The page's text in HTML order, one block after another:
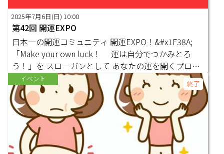
日の結束感を感じながら、新たなつながりが生まれ、
新しい価値が創出されたことに満足感を覚える。これ
が私の理想の一日、そして理想のワールドだ。 この
ワールドでは、寛容と共感を中心に据え、人々が互い
を尊重し、助け合う。そして私は新たなつながりを創
出し、社会の更なる発展を支える重要な役割を果たし
ている。私の夢が現実になるその日まで、このビジョ
ンを胸に、私は日々を過ごしていく。
る予防医学」をテーマにミネラルライフの提案をして
いる。
2025年7月6日(日) 10:00
第42回 開運EXPO
日本一の開運コミュニティ 開運EXPO！&#x1F38A;
「Make your own luck！ 運は自分でつかみとろ
う！」を スローガンとして あなたの運を開くプロ達
が オンライン上でお待ちしております！&#x1F970;✨
ミーティングID ： 972 1100 1256 参加条件：どなた
でも参加OK！※途中入退場OK！※スマホ、タブレッ
トからの参加もOK！ &#x1F38A;7/6の出展者一覧はこ
ちらから！&#x1F38A; https://foex.online/kaiun/
イベント
終了